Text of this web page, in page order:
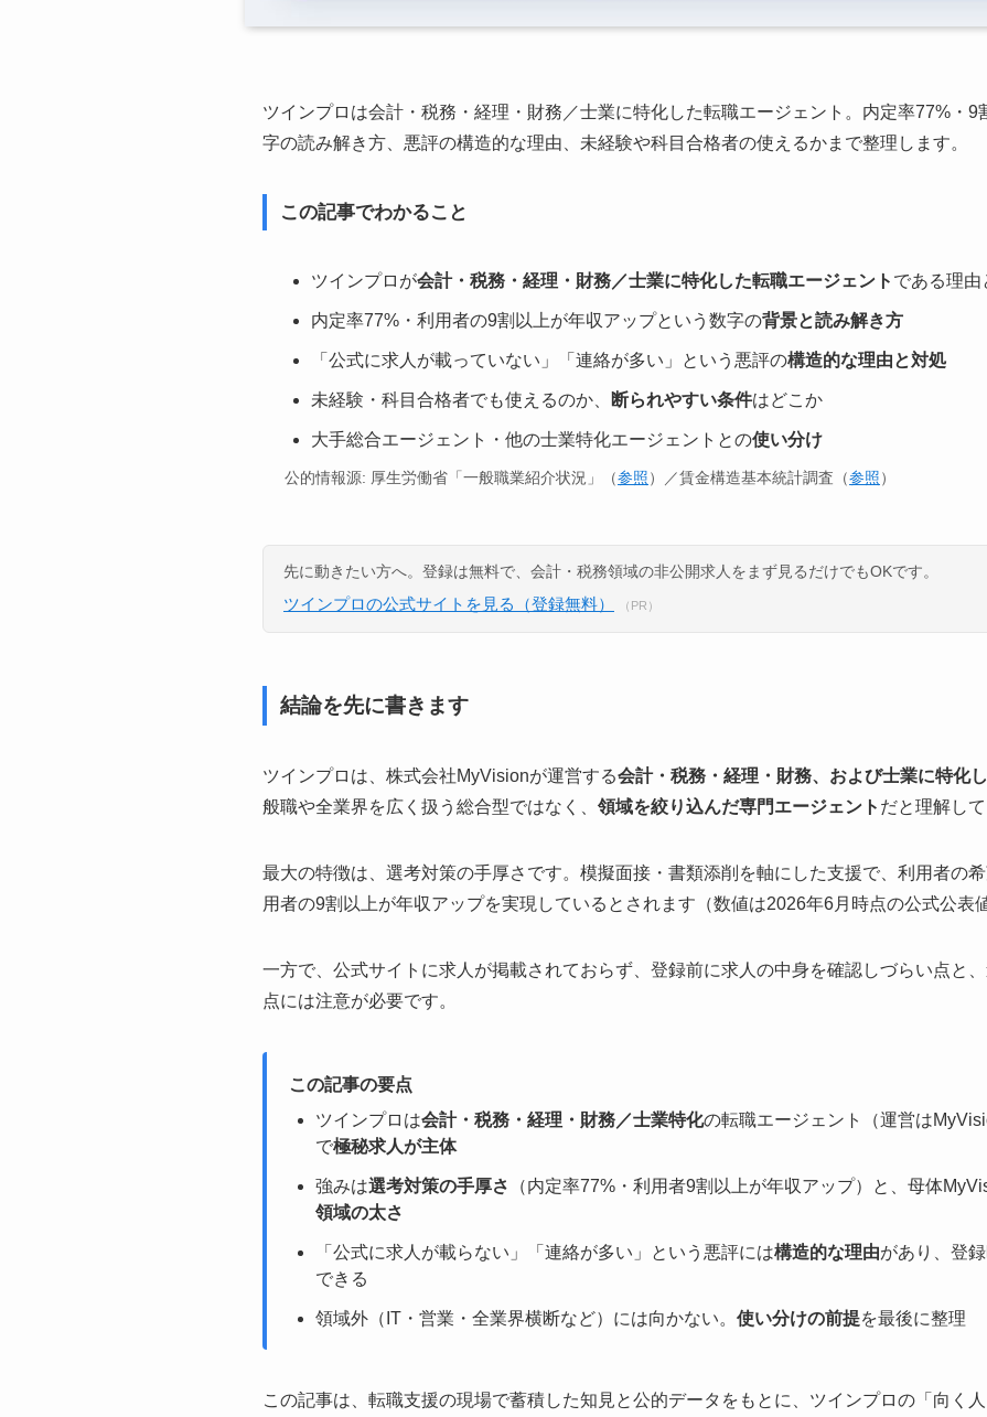
ツインプロは会計・税務・経理・財務／士業に特化した転職エージェント。内定率77%・9
字の読み解き方、悪評の構造的な理由、未経験や科目合格者の使えるかまで整理します。
この記事でわかること
ツインプロが会計・税務・経理・財務／士業に特化した転職エージェント である理由
内定率77%・利用者の9割以上が年収アップという数字の背景と読み解き方
「公式に求人が載っていない」「連絡が多い」という悪評の構造的な理由と対処
未経験・科目合格者でも使えるのか、 断られやすい条件はどこか
大手総合エージェント・他の士業特化エージェントとの使い分け
公的情報源: 厚生労働省「一般職業紹介状況」（参照）／賃金構造基本統計調査（参照）
先に動きたい方へ。登録は無料で、会計・税務領域の非公開求人をまず見るだけでもOKです。
ツインプロの公式サイトを見る（登録無料） （PR）
結論を先に書きます
ツインプロは、株式会社MyVisionが運営する会計・税務・経理・財務、および士業に特化
般職や全業界を広く扱う総合型ではなく、 領域を絞り込んだ専門エージェント だと理解して
最大の特徴は、選考対策の手厚さです。模擬面接・書類添削を軸にした支援で、利用者の
用者の9割以上が年収アップを実現しているとされます（数値は2026年6月時点の公式公表
一方で、公式サイトに求人が掲載されておらず、登録前に求人の中身を確認しづらい点と
点には注意が必要です。
この記事の要点
ツインプロは会計・税務・経理・財務／士業特化の転職エージェント（運営は
で極秘求人が主体
強みは選考対策の手厚さ （内定率77%・利用者9割以上が年収アップ）と、母体
領域の太さ
「公式に求人が載らない」「連絡が多い」という悪評には構造的な理由があり、登
できる
領域外（IT・営業・全業界横断など）には向かない。 使い分けの前提を最後に整理
この記事は、転職支援の現場で蓄積した知見と公的データをもとに、ツインプロの「向く